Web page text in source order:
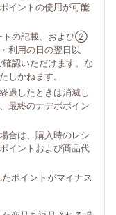
イントの使用が可能
トの記載、および②
利用の日の翌日以
認いただけます。な
しかねます。
過したときは消滅し
最終のナデポポイン
合は、購入時のレシ
イントおよび商品代
ポイントがマイナス